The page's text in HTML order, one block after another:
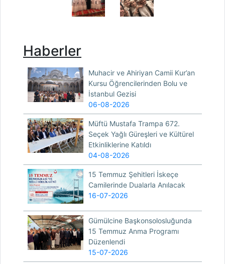
Haberler
Muhacir ve Ahiriyan Camii Kur’an
Kursu Öğrencilerinden Bolu ve
İstanbul Gezisi
06-08-2026
Müftü Mustafa Trampa 672.
Seçek Yağlı Güreşleri ve Kültürel
Etkinliklerine Katıldı
04-08-2026
15 Temmuz Şehitleri İskeçe
Camilerinde Dualarla Anılacak
16-07-2026
Gümülcine Başkonsolosluğunda
15 Temmuz Anma Programı
Düzenlendi
15-07-2026